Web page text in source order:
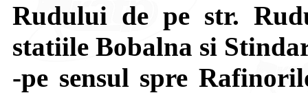
Rudului de pe str.
statiile Bobalna si
-pe sensul spre